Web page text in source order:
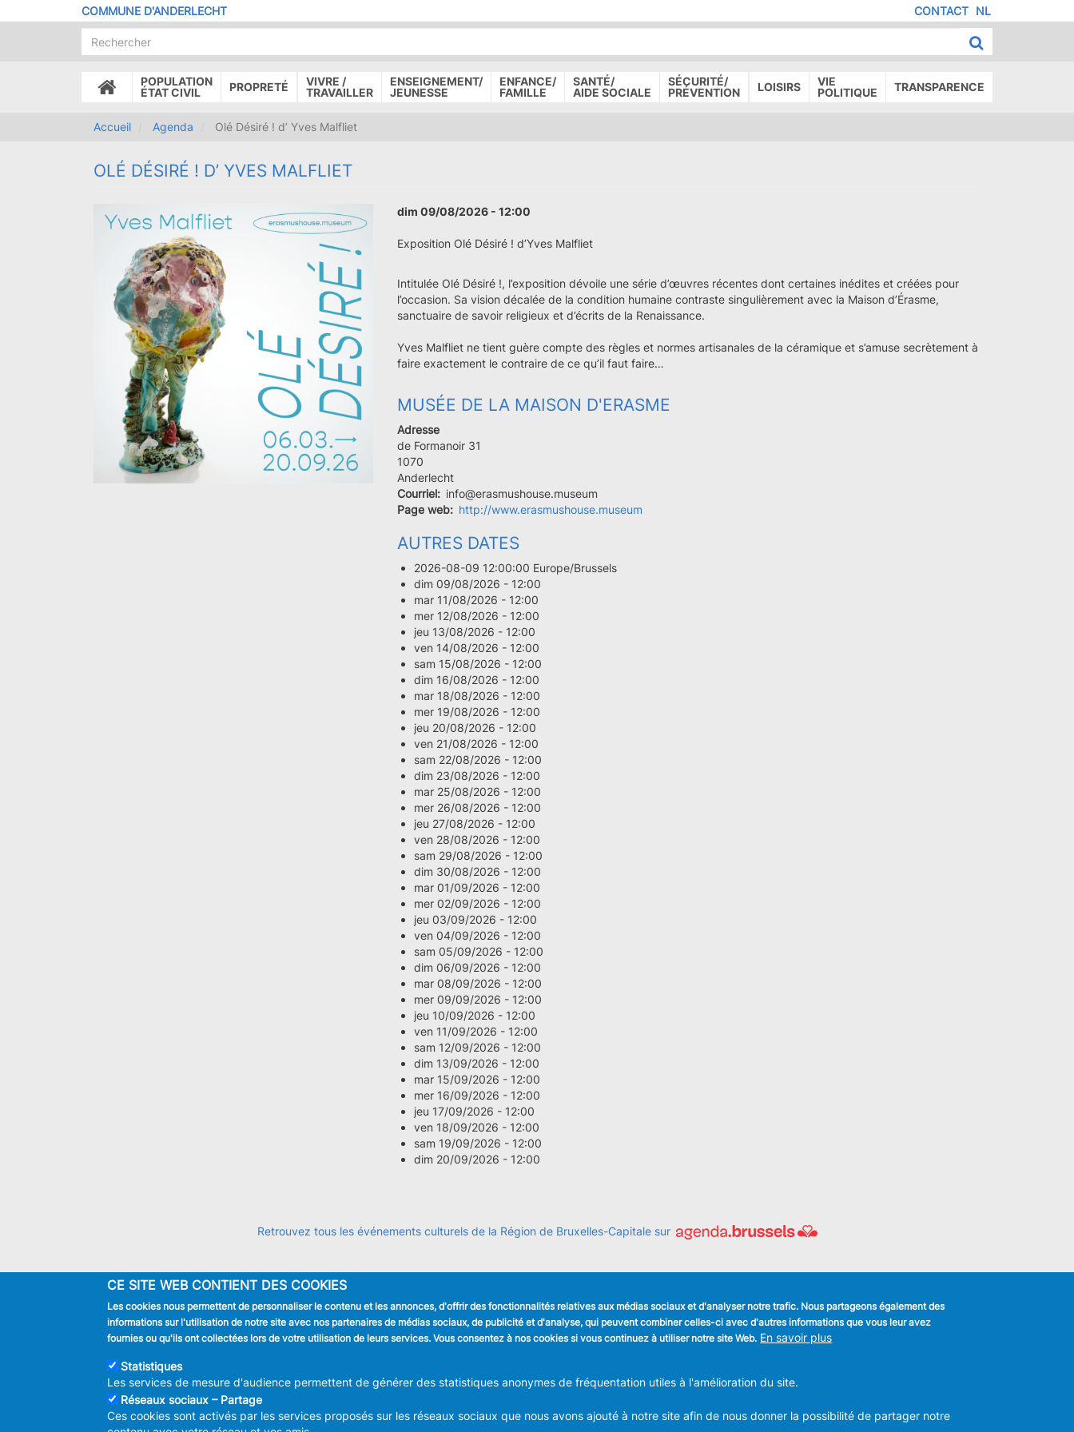
au
COMMUNE D'ANDERLECHT NL
MENU
DE
PAGE
CONTACT
ACCUEIL
POPULATION
ÉTAT CIVIL
PROPRETÉ
VIVRE /
TRAVAILLER
ENSEIGNEMENT/
JEUNESSE
ENFANCE/
FAMILLE
SANTÉ/
AIDE SOCIALE
SÉCURITÉ/
PRÉVENTION
LOISIRS
VIE
POLITIQUE
TRANSPARENCE
Accueil Agenda Olé Désiré ! d’ Yves Malfliet
OLÉ DÉSIRÉ ! D’ YVES MALFLIET
dim 09/08/2026 - 12:00
Exposition Olé Désiré ! d’Yves Malfliet
Intitulée Olé Désiré !, l’exposition dévoile une série d’œuvres récentes dont certaines inédites et créées pour
l’occasion. Sa vision décalée de la condition humaine contraste singulièrement avec la Maison d’Érasme,
sanctuaire de savoir religieux et d’écrits de la Renaissance.
Yves Malfliet ne tient guère compte des règles et normes artisanales de la céramique et s’amuse secrètement à
faire exactement le contraire de ce qu’il faut faire…
MUSÉE DE LA MAISON D'ERASME
Adresse
de Formanoir 31
Code
postal
1070
Ville
Anderlecht
Courriel
info@erasmushouse.museum
Page web
http://www.erasmushouse.museum
AUTRES DATES
2026-08-09 12:00:00 Europe/Brussels
dim 09/08/2026 - 12:00
mar 11/08/2026 - 12:00
mer 12/08/2026 - 12:00
jeu 13/08/2026 - 12:00
ven 14/08/2026 - 12:00
sam 15/08/2026 - 12:00
dim 16/08/2026 - 12:00
mar 18/08/2026 - 12:00
mer 19/08/2026 - 12:00
jeu 20/08/2026 - 12:00
ven 21/08/2026 - 12:00
sam 22/08/2026 - 12:00
dim 23/08/2026 - 12:00
mar 25/08/2026 - 12:00
mer 26/08/2026 - 12:00
jeu 27/08/2026 - 12:00
ven 28/08/2026 - 12:00
sam 29/08/2026 - 12:00
dim 30/08/2026 - 12:00
mar 01/09/2026 - 12:00
mer 02/09/2026 - 12:00
jeu 03/09/2026 - 12:00
ven 04/09/2026 - 12:00
sam 05/09/2026 - 12:00
dim 06/09/2026 - 12:00
mar 08/09/2026 - 12:00
mer 09/09/2026 - 12:00
jeu 10/09/2026 - 12:00
ven 11/09/2026 - 12:00
sam 12/09/2026 - 12:00
dim 13/09/2026 - 12:00
mar 15/09/2026 - 12:00
mer 16/09/2026 - 12:00
jeu 17/09/2026 - 12:00
ven 18/09/2026 - 12:00
sam 19/09/2026 - 12:00
dim 20/09/2026 - 12:00
Retrouvez tous les événements culturels de la Région de Bruxelles-Capitale sur
JE SUIS
Habitant
Journaliste
LIENS UTILES
Formulaires
Stationnement
SUIVEZ NOUS
Facebook
Charte de bonne conduite et de
CE SITE WEB CONTIENT DES COOKIES
Les cookies nous permettent de personnaliser le contenu et les annonces, d'offrir des fonctionnalités relatives aux médias sociaux et d'analyser notre trafic. Nous partageons également des
informations sur l'utilisation de notre site avec nos partenaires de médias sociaux, de publicité et d'analyse, qui peuvent combiner celles-ci avec d'autres informations que vous leur avez
fournies ou qu'ils ont collectées lors de votre utilisation de leurs services. Vous consentez à nos cookies si vous continuez à utiliser notre site Web. En savoir plus
Statistiques
Les services de mesure d'audience permettent de générer des statistiques anonymes de fréquentation utiles à l'amélioration du site.
Réseaux sociaux – Partage
Ces cookies sont activés par les services proposés sur les réseaux sociaux que nous avons ajouté à notre site afin de nous donner la possibilité de partager notre